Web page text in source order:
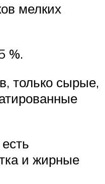
мелких
%.
только сырые,
и жирные